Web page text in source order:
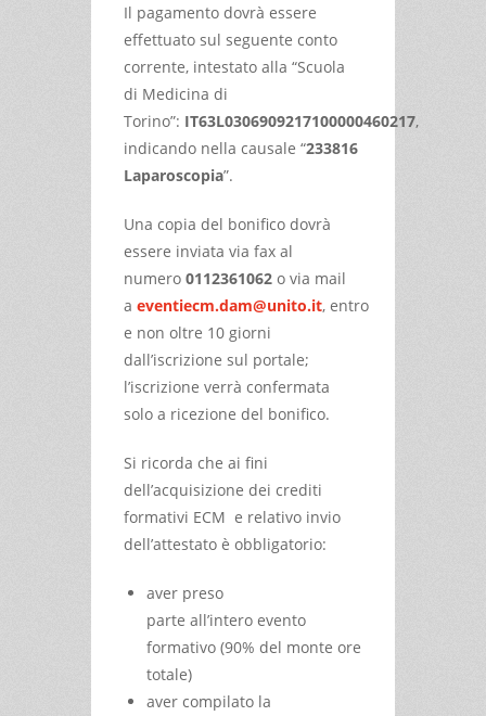
Il pagamento dovrà essere
effettuato sul seguente conto
corrente, intestato alla “Scuola
di Medicina di
Torino”: IT63L0306909217100000460217,
indicando nella causale “233816
Laparoscopia”.
Una copia del bonifico dovrà
essere inviata via fax al
numero 0112361062 o via mail
a eventiecm.dam@unito.it, entro
e non oltre 10 giorni
dall’iscrizione sul portale;
l’iscrizione verrà confermata
solo a ricezione del bonifico.
Si ricorda che ai fini
dell’acquisizione dei crediti
formativi ECM e relativo invio
dell’attestato è obbligatorio:
aver preso
parte all’intero evento
formativo (90% del monte ore
totale)
aver compilato la